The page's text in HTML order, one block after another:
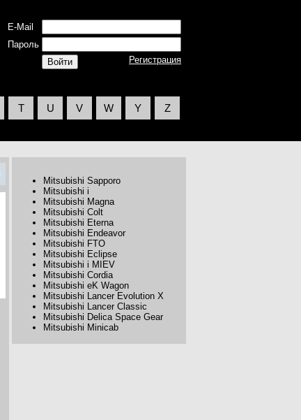
E-Mail
Пароль
Регистрация
T U V W Y Z
Mitsubishi Sapporo
Mitsubishi i
Mitsubishi Magna
Mitsubishi Colt
Mitsubishi Eterna
Mitsubishi Endeavor
Mitsubishi FTO
Mitsubishi Eclipse
Mitsubishi i MIEV
Mitsubishi Cordia
Mitsubishi eK Wagon
Mitsubishi Lancer Evolution X
Mitsubishi Lancer Classic
Mitsubishi Delica Space Gear
Mitsubishi Minicab